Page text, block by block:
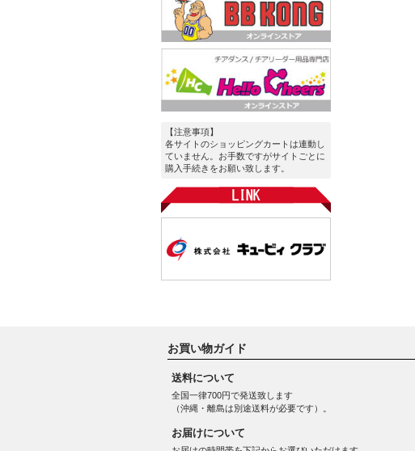
【注意事項】
各サイトのショッピングカートは連動し
ていません。お手数ですがサイトごとに
購入手続きをお願い致します。
お買い物ガイド
送料について
全国一律700円で発送致します
（沖縄・離島は別途送料が必要です）。
お届けについて